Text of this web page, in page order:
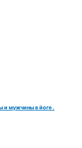
и мужчины в йоге .